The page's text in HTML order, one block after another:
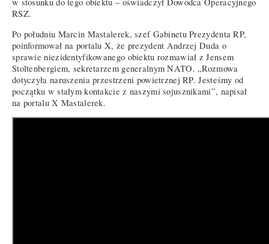
RSZ.
Po południu Marcin Mastalerek, szef Gabinetu Prezydenta RP,
poinformował na portalu X, że prezydent Andrzej Duda o
sprawie niezidentyfikowanego obiektu rozmawiał z Jensem
Stoltenbergiem, sekretarzem generalnym NATO. „Rozmowa
dotyczyła naruszenia przestrzeni powietrznej RP. Jesteśmy od
początku w stałym kontakcie z naszymi sojusznikami”, napisał
na portalu X Mastalerek.